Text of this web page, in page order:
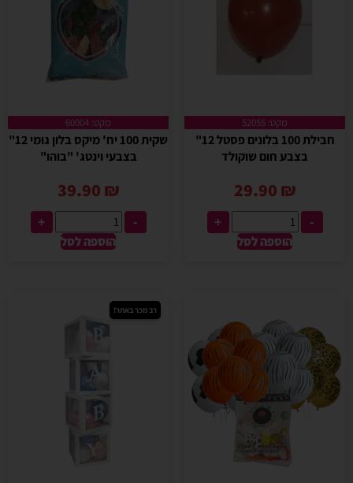
מקט: 52055
חבילת 100 בלונים פסטל 12"
בצבע חום שוקולד
29.90 ₪
-
+
הוספה לסל
מקט: 60004
שקית 100 יח' מיקס בלון גומי 12"
בצבעי וינטג' "בוהו"
39.90 ₪
-
+
הוספה לסל
רב מכר באתר!